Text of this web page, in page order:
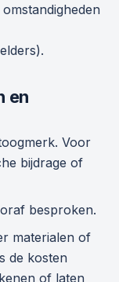
en
Voor
bijdrage of
besproken.
materialen of
de kosten
of laten